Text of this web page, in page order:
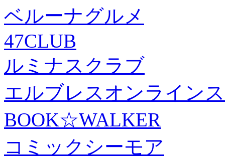
ベルーナグルメ
47CLUB
ルミナスクラブ
エルブレスオンライン
BOOK☆WALKER
コミックシーモア